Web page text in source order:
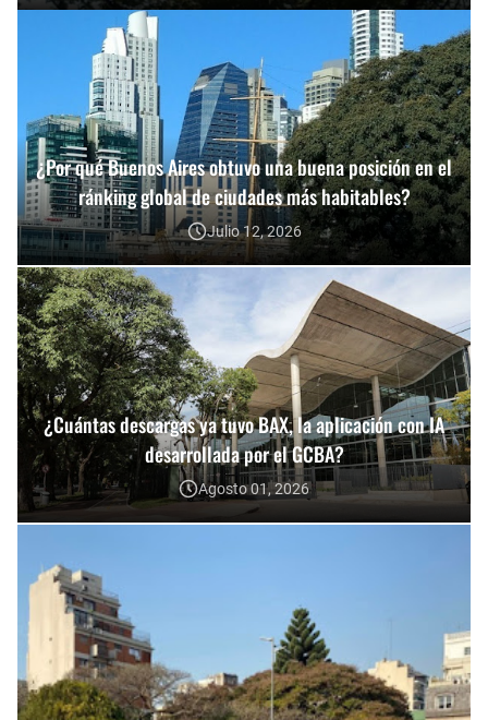
¿Por qué Buenos Aires obtuvo una buena posición en el
ránking global de ciudades más habitables?
Julio 12, 2026
¿Cuántas descargas ya tuvo BAX, la aplicación con IA
desarrollada por el GCBA?
Agosto 01, 2026